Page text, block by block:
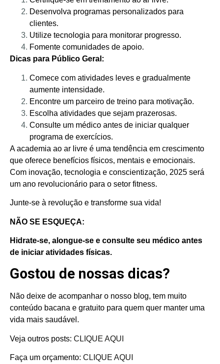
Desenvolva programas personalizados para
clientes.
Utilize tecnologia para monitorar progresso.
Fomente comunidades de apoio.
Dicas para Público Geral:
Comece com atividades leves e gradualmente
aumente intensidade.
Encontre um parceiro de treino para motivação.
Escolha atividades que sejam prazerosas.
Consulte um médico antes de iniciar qualquer
programa de exercícios.
A academia ao ar livre é uma tendência em crescimento
que oferece benefícios físicos, mentais e emocionais.
Com inovação, tecnologia e conscientização, 2025 será
um ano revolucionário para o setor fitness.
Junte-se à revolução e transforme sua vida!
NÃO SE ESQUEÇA:
Hidrate-se, alongue-se e consulte seu médico antes
de iniciar atividades físicas.
Gostou de nossas dicas?
Não deixe de acompanhar o nosso blog, tem muito
conteúdo bacana e gratuito para quem quer manter uma
vida mais saudável.
Veja outros posts: CLIQUE AQUI
Faça um orçamento: CLIQUE AQUI